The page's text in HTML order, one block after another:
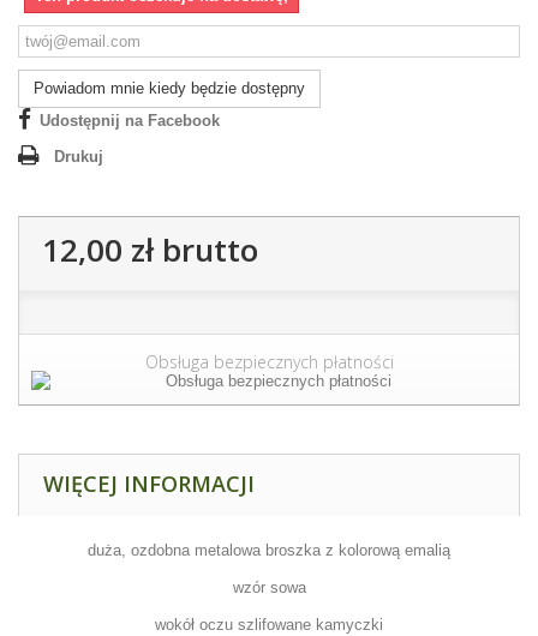
Powiadom mnie kiedy będzie dostępny
Udostępnij na Facebook
Drukuj
12,00 złbrutto
Obsługa bezpiecznych płatności
WIĘCEJ INFORMACJI
duża, ozdobna metalowa broszka z kolorową emalią
wzór sowa
wokół oczu szlifowane kamyczki